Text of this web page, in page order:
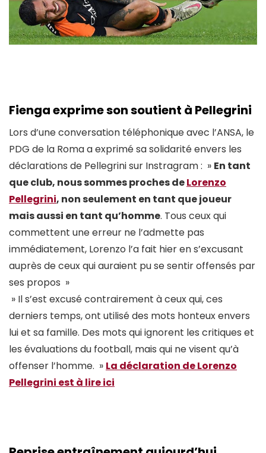
Fienga exprime son soutient à Pellegrini
Lors d’une conversation téléphonique avec l’ANSA, le
PDG de la Roma a exprimé sa solidarité envers les
déclarations de Pellegrini sur Instragram : » En tant
que club, nous sommes proches deLorenzo
Pellegrini, non seulement en tant que joueur
mais aussi en tant qu’homme. Tous ceux qui
commettent une erreur ne l’admette pas
immédiatement, Lorenzo l’a fait hier en s’excusant
auprès de ceux qui auraient pu se sentir offensés par
ses propos »
» Il s’est excusé contrairement à ceux qui, ces
derniers temps, ont utilisé des mots honteux envers
lui et sa famille. Des mots qui ignorent les critiques et
les évaluations du football, mais qui ne visent qu’à
offenser l’homme. » La déclaration de Lorenzo
Pellegrini est à lire ici